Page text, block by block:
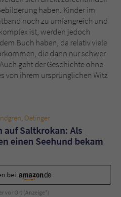
haben. Kinder im
noch zu umfangreich und
ist, werden jedoch
Buch haben, da relativ viele
die dann nur schwer
geht der Geschichte ohne
von ihrem ursprünglichen Witz
, Oetinger
auf Saltkrokan: Als
einen Seehund bekam
bei
vor Ort (Anzeige*)